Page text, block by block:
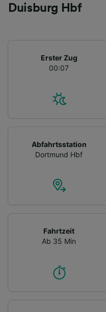
Duisburg Hbf
Erster Zug
00:07
Abfahrtsstation
Dortmund Hbf
Fahrtzeit
Ab 35 Min